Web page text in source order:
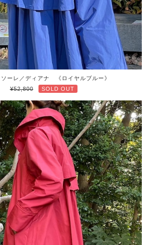
ソーレ／ディアナ 《ロイヤルブルー》
¥52,800
SOLD OUT